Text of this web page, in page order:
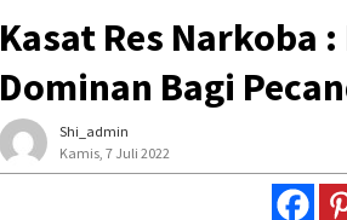
Kasat Res Narkoba
Dominan Bagi
Shi_admin
Kamis, 7 Juli 2022